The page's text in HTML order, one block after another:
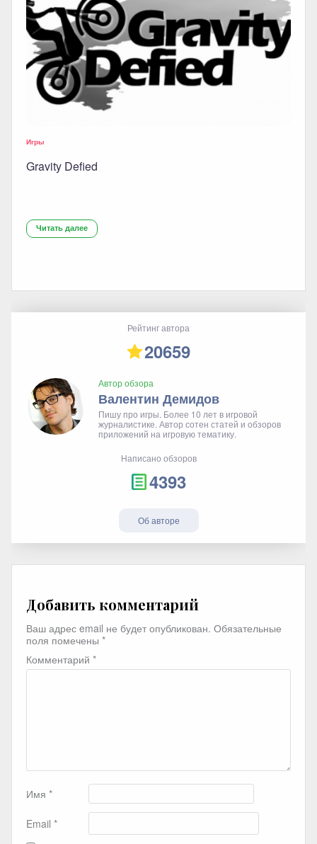
Игры
Gravity Defied
Читать далее
Рейтинг автора
20659
Автор обзора
Валентин Демидов
Пишу про игры. Более 10 лет в игровой
журналистике. Автор сотен статей и обзоров
приложений на игровую тематику.
Написано обзоров
4393
Об авторе
Добавить комментарий
Ваш адрес email не будет опубликован. Обязательные
поля помечены *
Комментарий *
Имя *
Email *